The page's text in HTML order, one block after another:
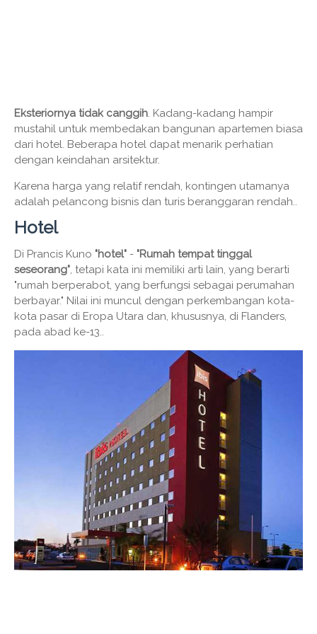
Eksteriornya tidak canggih. Kadang-kadang hampir
mustahil untuk membedakan bangunan apartemen biasa
dari hotel. Beberapa hotel dapat menarik perhatian
dengan keindahan arsitektur.
Karena harga yang relatif rendah, kontingen utamanya
adalah pelancong bisnis dan turis beranggaran rendah..
Hotel
Di Prancis Kuno "hotel" - "Rumah tempat tinggal
seseorang", tetapi kata ini memiliki arti lain, yang berarti
"rumah berperabot, yang berfungsi sebagai perumahan
berbayar." Nilai ini muncul dengan perkembangan kota-
kota pasar di Eropa Utara dan, khususnya, di Flanders,
pada abad ke-13..